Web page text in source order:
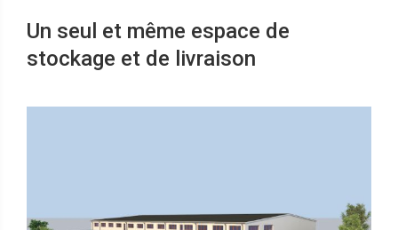
Un seul et même espace de
stockage et de livraison